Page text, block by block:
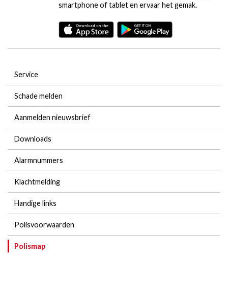
smartphone of tablet en ervaar het gemak.
Service
Schade melden
Aanmelden nieuwsbrief
Downloads
Alarmnummers
Klachtmelding
Handige links
Polisvoorwaarden
Polismap